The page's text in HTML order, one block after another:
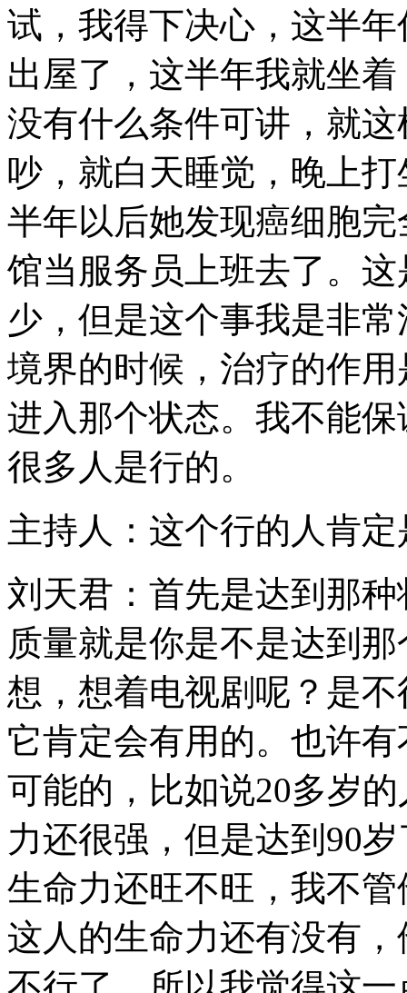
试，我得下决心，这半
出屋了，这半年我就坐
没有什么条件可讲，就
吵，就白天睡觉，晚上
半年以后她发现癌细胞
馆当服务员上班去了。
少，但是这个事我是非
境界的时候，治疗的作
进入那个状态。我不能
很多人是行的。
主持人：这个行的人肯
刘天君：首先是达到那
质量就是你是不是达到
想，想着电视剧呢？是
它肯定会有用的。也许
可能的，比如说20多岁
力还很强，但是达到90
生命力还旺不旺，我不
这人的生命力还有没有